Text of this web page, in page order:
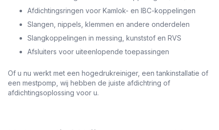
Afdichtingsringen voor Kamlok- en IBC-koppelingen
Slangen, nippels, klemmen en andere onderdelen
Slangkoppelingen in messing, kunststof en RVS
Afsluiters voor uiteenlopende toepassingen
Of u nu werkt met een hogedrukreiniger, een tankinstallatie of
een mestpomp, wij hebben de juiste afdichtring of
afdichtingsoplossing voor u.